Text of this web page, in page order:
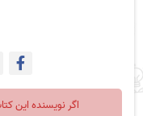
اگر نویسنده این